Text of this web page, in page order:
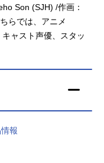
記事一覧
写化映画一覧
Son (SJH) /作画：
らでは、アニメ
キャスト声優、スタッ
報